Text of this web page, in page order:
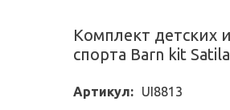
Комплект детских
спорта Barn kit Satila
Артикул: UI8813